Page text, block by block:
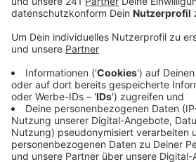
Jähriger auf der Stockenstraße
Unbekannten mit einem Messer
Anzeige
Sie sollen ihn gezwungen haben,